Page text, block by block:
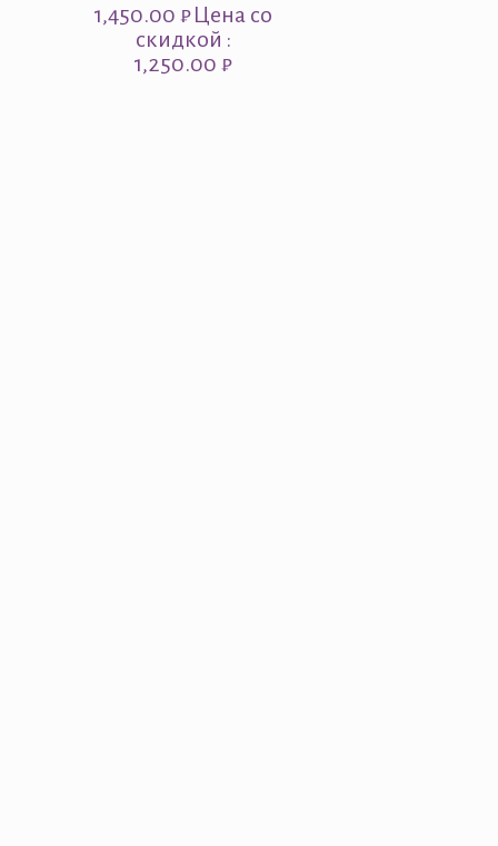
1,450.00₽Цена со
скидкой :
1,250.00 ₽